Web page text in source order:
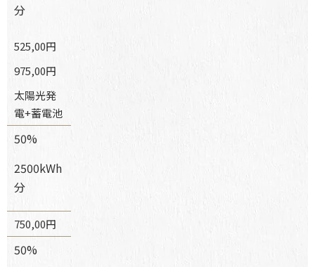
分
525,00円
975,00円
太陽光発
電+蓄電池
50%
2500kWh
分
750,00円
50%